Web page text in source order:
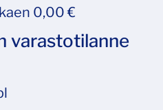
0,00 €
varastotilanne